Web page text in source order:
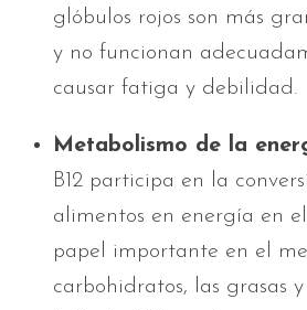
glóbulos rojos son más
y no funcionan
causar fatiga y debilidad.
Metabolismo de la
B12 participa en la
alimentos en energía en
papel importante en el
carbohidratos, las grasas